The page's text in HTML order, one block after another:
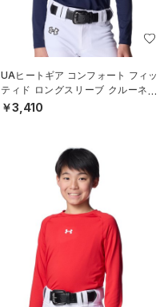
UAヒートギア コンフォート フィッ
ティド ロングスリーブ クルーネッ
ク シャツ（ベースボール/BOYS）
￥3,410